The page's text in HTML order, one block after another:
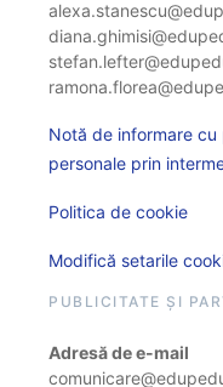
Notă de informare
personale prin
Politica de cookie
Modifică setarile
PUBLICITATE ȘI
Adresă de e-mail